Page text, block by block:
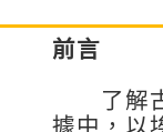
前言
了解古
據中，以